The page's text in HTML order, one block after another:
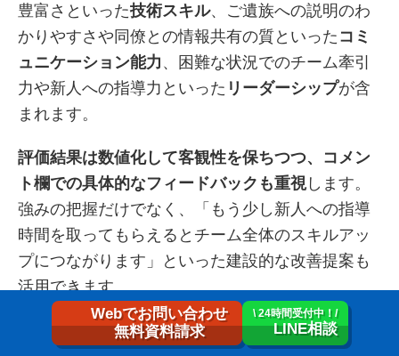
豊富さといった技術スキル、ご遺族への説明のわ
かりやすさや同僚との情報共有の質といった コミ
ュニケーション能力 、困難な状況でのチーム牽引
力や新人への指導力といった リーダーシップが含
まれます。
評価結果は数値化して客観性を保ちつつ、コメン
ト欄での具体的なフィードバックも重視します。
強みの把握だけでなく、「もう少し新人への指導
時間を取ってもらえるとチーム全体のスキルアッ
プにつながります」といった建設的な改善提案も
活用できます。
結果は本人と直属の上司が共有し、今後の成長計
Webでお問い合わせ
無料資料請求
\ 24時間受付中！/
LINE相談